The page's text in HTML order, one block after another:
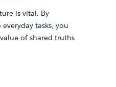
is vital. By
tasks, you
of shared truths